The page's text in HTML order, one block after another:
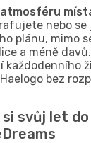
nebo se
plánu, mimo
a méně
každodenního
bez
svůj let